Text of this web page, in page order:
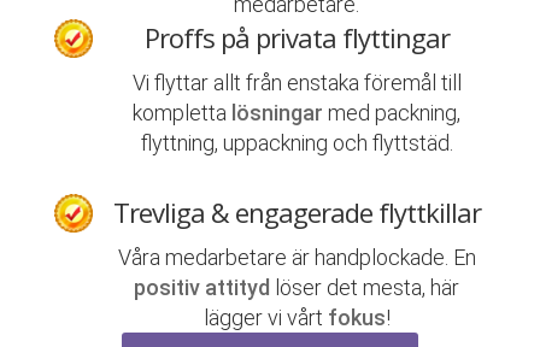
Proffs på privata flyttingar
Vi flyttar allt från enstaka föremål till
kompletta lösningar med packning,
flyttning, uppackning och flyttstäd.
Trevliga & engagerade flyttkillar
Våra medarbetare är handplockade. En
positiv attityd löser det mesta, här
lägger vi vårt fokus!